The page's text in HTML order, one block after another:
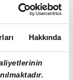
Hakkında